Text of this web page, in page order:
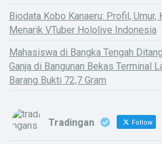
Biodata Kobo Kanaeru: Profil, Umur,
Menarik VTuber Hololive Indonesia
Mahasiswa di Bangka Tengah
Ganja di Bangunan Bekas Terminal
Barang Bukti 72,7 Gram
Tradingan Follow